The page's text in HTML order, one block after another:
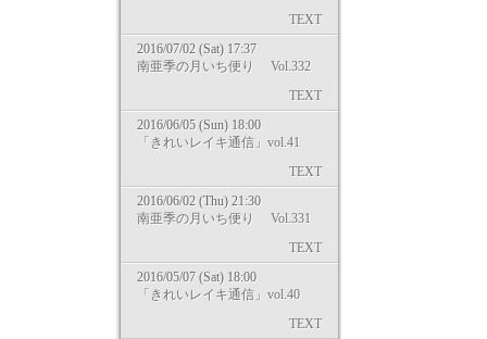
TEXT
2016/07/02 (Sat) 17:37
南亜季の月いち便り Vol.332
TEXT
2016/06/05 (Sun) 18:00
「きれいレイキ通信」vol.41
TEXT
2016/06/02 (Thu) 21:30
南亜季の月いち便り Vol.331
TEXT
2016/05/07 (Sat) 18:00
「きれいレイキ通信」vol.40
TEXT